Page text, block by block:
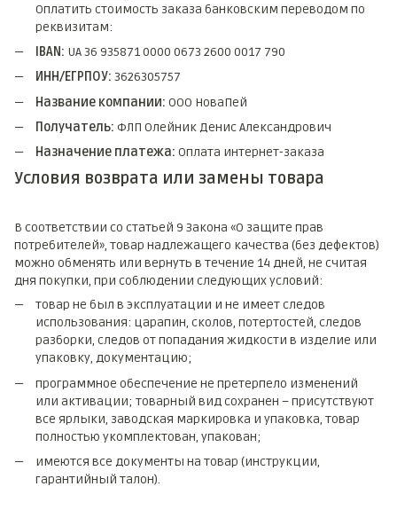
Оплатить стоимость заказа банковским переводом по
реквизитам:
IBAN: UA 36 935871 0000 0673 2600 0017 790
ИНН/ЕГРПОУ: 3626305757
Название компании: ООО НоваПей
Получатель: ФЛП Олейник Денис Александрович
Назначение платежа: Оплата интернет-заказа
Условия возврата или замены товара
В соответствии со статьей 9 Закона «О защите прав
потребителей», товар надлежащего качества (без дефектов)
можно обменять или вернуть в течение 14 дней, не считая
дня покупки, при соблюдении следующих условий:
товар не был в эксплуатации и не имеет следов
использования: царапин, сколов, потертостей, следов
разборки, следов от попадания жидкости в изделие или
упаковку, документацию;
программное обеспечение не претерпело изменений
или активации; товарный вид сохранен – присутствуют
все ярлыки, заводская маркировка и упаковка, товар
полностью укомплектован, упакован;
имеются все документы на товар (инструкции,
гарантийный талон).